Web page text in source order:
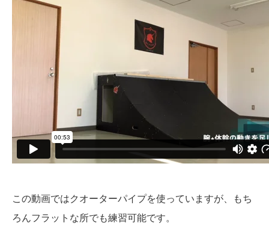
この動画ではクオーターパイプを使っていますが、もち
ろんフラットな所でも練習可能です。